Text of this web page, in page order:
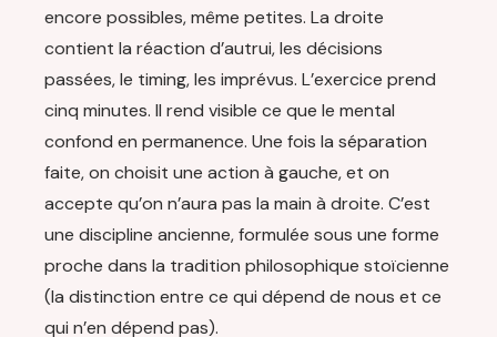
encore possibles, même petites. La droite
contient la réaction d’autrui, les décisions
passées, le timing, les imprévus. L’exercice prend
cinq minutes. Il rend visible ce que le mental
confond en permanence. Une fois la séparation
faite, on choisit une action à gauche, et on
accepte qu’on n’aura pas la main à droite. C’est
une discipline ancienne, formulée sous une forme
proche dans la tradition philosophique stoïcienne
(la distinction entre ce qui dépend de nous et ce
qui n’en dépend pas).